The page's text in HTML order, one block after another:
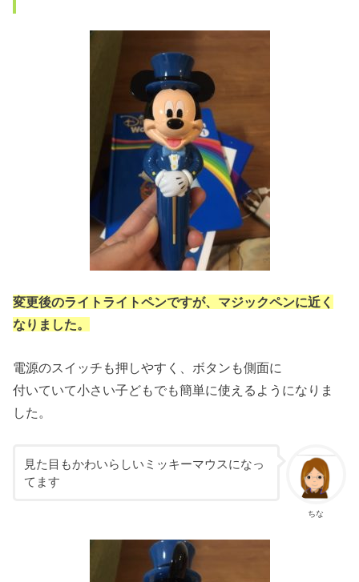
変更後のライトライトペンですが、マジックペンに近く
なりました。
電源のスイッチも押しやすく、ボタンも側面に
付いていて小さい子どもでも簡単に使えるようになりま
した。
ちな
見た目もかわいらしいミッキーマウスになっ
てます